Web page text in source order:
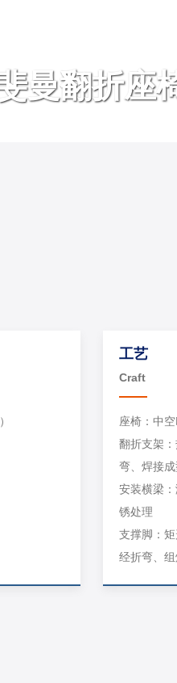
曼翻折座
工艺
Craft
座椅：中
翻折支架
弯、焊接
安装横梁
锈处理
支撑脚：
经折弯、